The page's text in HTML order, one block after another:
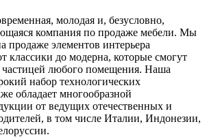
молодая и, безусловно,
компания по продаже мебели. Мы
продаже элементов интерьера
классики до модерна, которые смогут
частицей любого помещения. Наша
набор технологических
обладает многообразной
от ведущих отечественных и
в том числе Италии, Индонезии,